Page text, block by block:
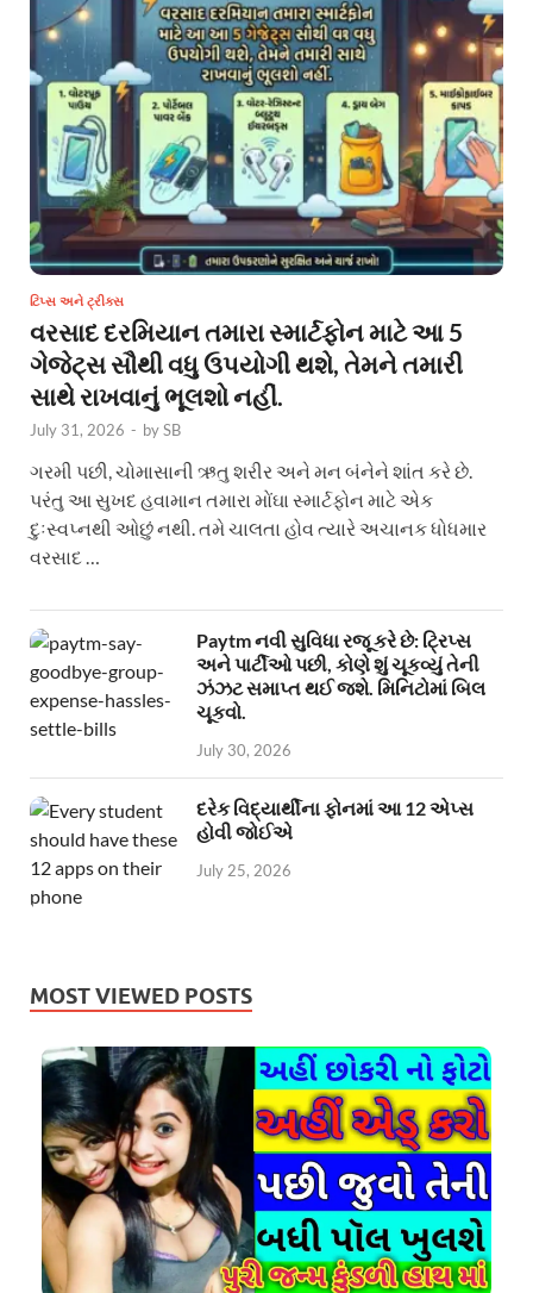
ટિપ્સ અને ટ્રીક્સ
વરસાદ દરમિયાન તમારા સ્માર્ટફોન માટે આ 5
ગેજેટ્સ સૌથી વધુ ઉપયોગી થશે, તેમને તમારી
સાથે રાખવાનું ભૂલશો નહીં.
July 31, 2026 - bySB
ગરમી પછી, ચોમાસાની ઋતુ શરીર અને મન બંનેને શાંત કરે છે.
પરંતુ આ સુખદ હવામાન તમારા મોંઘા સ્માર્ટફોન માટે એક
દુઃસ્વપ્નથી ઓછું નથી. તમે ચાલતા હોવ ત્યારે અચાનક ધોધમાર
વરસાદ …
Paytm નવી સુવિધા રજૂ કરે છે: ટ્રિપ્સ
અને પાર્ટીઓ પછી, કોણે શું ચૂકવ્યું તેની
ઝંઝટ સમાપ્ત થઈ જશે. મિનિટોમાં બિલ
ચૂકવો.
July 30, 2026
દરેક વિદ્યાર્થીના ફોનમાં આ 12 એપ્સ
હોવી જોઈએ
July 25, 2026
MOST VIEWED POSTS